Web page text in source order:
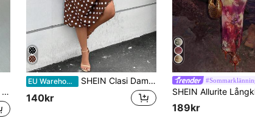
EU Warehouse SHEIN Clasi Damklänning med hög midja och prickigt mönster, avslappnad stil
140kr
189kr